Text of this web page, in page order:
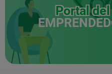
Portal del